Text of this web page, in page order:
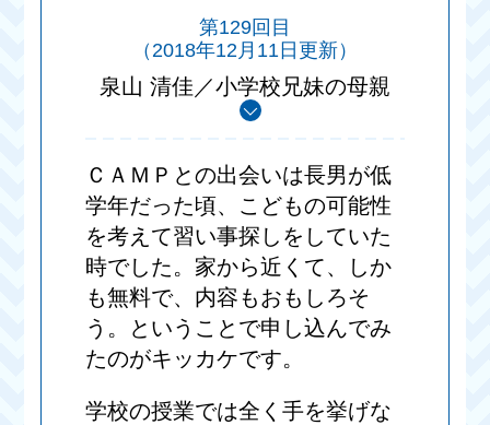
第129回目
（2018年12月11日更新）
泉山 清佳／小学校兄妹の母親
ＣＡＭＰとの出会いは長男が低
学年だった頃、こどもの可能性
を考えて習い事探しをしていた
時でした。家から近くて、しか
も無料で、内容もおもしろそ
う。ということで申し込んでみ
たのがキッカケです。
学校の授業では全く手を挙げな